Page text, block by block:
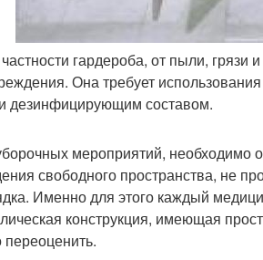
гардероба, от пыли, грязи
Она требует
составом.
мероприятий, необходимо
свободного пространства, не
Именно для этого каждый
конструкция, имеющая